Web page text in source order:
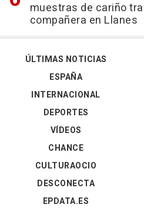
muestras de cariño
compañera en Llanes
ÚLTIMAS NOTICIAS
ESPAÑA
INTERNACIONAL
DEPORTES
VÍDEOS
CHANCE
CULTURAOCIO
DESCONECTA
EPDATA.ES